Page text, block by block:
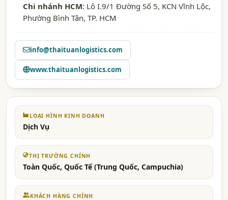
Chi nhánh HCM: Lô I.9/1 Đường Số 5, KCN Vĩnh Lộc,
Phường Bình Tân, TP. HCM
info@thaituanlogistics.com
www.thaituanlogistics.com
LOẠI HÌNH KINH DOANH
Dịch Vụ
THỊ TRƯỜNG CHÍNH
Toàn Quốc, Quốc Tế (Trung Quốc, Campuchia)
KHÁCH HÀNG CHÍNH